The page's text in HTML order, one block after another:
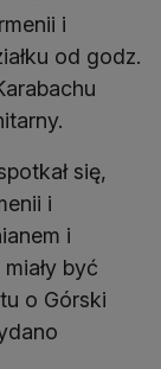
i
od godz.
się,
i
i
być
o Górski